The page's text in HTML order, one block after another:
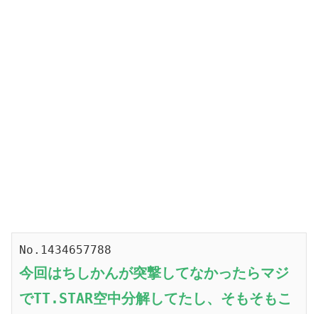
No.1434657788
今回はちしかんが突撃してなかったらマジ
でTT.STAR空中分解してたし、そもそもこ